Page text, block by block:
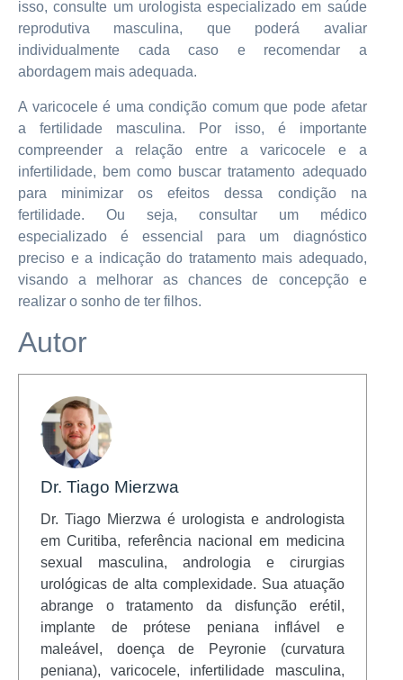
isso, consulte um urologista especializado em saúde
reprodutiva masculina, que poderá avaliar
individualmente cada caso e recomendar a
abordagem mais adequada.
A varicocele é uma condição comum que pode afetar
a fertilidade masculina. Por isso, é importante
compreender a relação entre a varicocele e a
infertilidade, bem como buscar tratamento adequado
para minimizar os efeitos dessa condição na
fertilidade. Ou seja, consultar um médico
especializado é essencial para um diagnóstico
preciso e a indicação do tratamento mais adequado,
visando a melhorar as chances de concepção e
realizar o sonho de ter filhos.
Autor
Dr. Tiago Mierzwa
Dr. Tiago Mierzwa é urologista e andrologista
em Curitiba, referência nacional em medicina
sexual masculina, andrologia e cirurgias
urológicas de alta complexidade. Sua atuação
abrange o tratamento da disfunção erétil,
implante de prótese peniana inflável e
maleável, doença de Peyronie (curvatura
peniana), varicocele, infertilidade masculina,